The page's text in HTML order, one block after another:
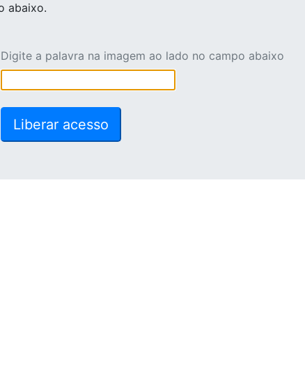
abaixo.
Digite a palavra na imagem ao lado no campo abaixo